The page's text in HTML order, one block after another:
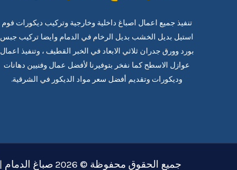
تنفيذ جميع اعمال اصباغ داخلية وخارجية وتركيب ديكورات فوم
استيل بديل الخشب بديل الرخام في الدمام وايضا تركيب جبس
بورد وورق جدران ثلاثي الابعاد في الخبر القطيف ، وتنفيذ اعمال
عوازل الاسطح كما نفخر بتوفيرنا لأفضل عمال وفنيين دهانات
وديكورات وتقديم أفضل سعر مواد الديكور في الشرقية.
جميع الحقوق محفوظة © 2026 صباغ الدمام | أسعار منافسة | 0509208300 -